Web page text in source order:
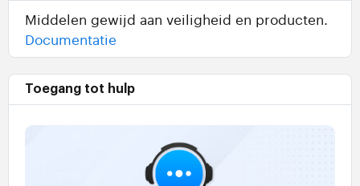
Middelen gewijd aan veiligheid en producten.
Documentatie
Toegang tot hulp